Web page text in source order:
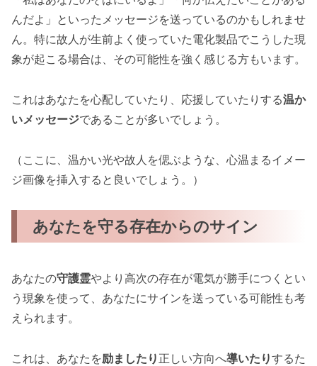
んだよ」といったメッセージを送っているのかもしれませ
ん。特に故人が生前よく使っていた電化製品でこうした現
象が起こる場合は、その可能性を強く感じる方もいます。
これはあなたを心配していたり、応援していたりする温か
いメッセージであることが多いでしょう。
（ここに、温かい光や故人を偲ぶような、心温まるイメー
ジ画像を挿入すると良いでしょう。）
あなたを守る存在からのサイン
あなたの守護霊やより高次の存在が電気が勝手につくとい
う現象を使って、あなたにサインを送っている可能性も考
えられます。
これは、あなたを励ましたり 正しい方向へ導いたりするた